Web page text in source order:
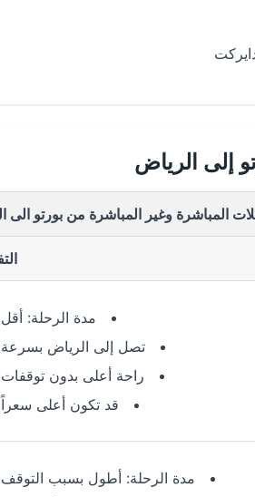
إلى الرياض
المباشرة وغير المباشرة من بورتو الى
مدة الرحلة: أقل
تصل إلى الرياض بسرعة
راحة أعلى بدون توقفات
قد تكون أعلى سعراً
مدة الرحلة: أطول بسبب التوقف